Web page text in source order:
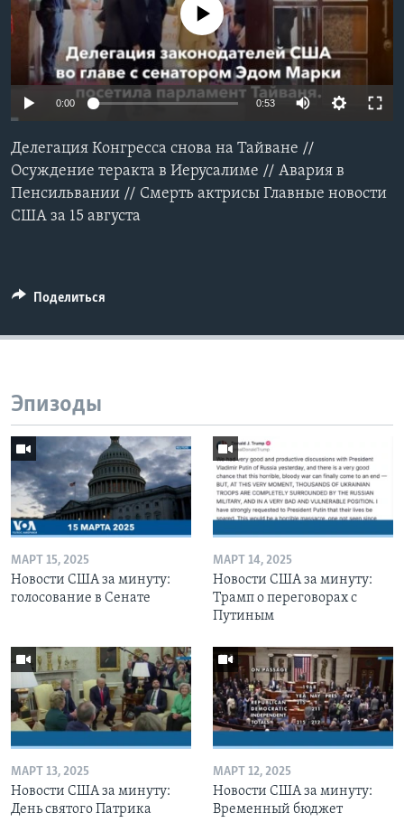
Learning English
СОЦИАЛЬНЫЕ СЕТИ
Языки
No media source currently available
0:00 0:53
Делегация Конгресса снова на Тайване //
Осуждение теракта в Иерусалиме // Авария в
Пенсильвании // Смерть актрисы Главные новости
США за 15 августа
Поделиться
Эпизоды
МАРТ 15, 2025
Новости США за минуту:
голосование в Сенате
МАРТ 14, 2025
Новости США за минуту:
Трамп о переговорах с
Путиным
МАРТ 13, 2025
Новости США за минуту:
День святого Патрика
МАРТ 12, 2025
Новости США за минуту:
Временный бюджет